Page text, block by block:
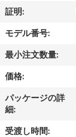
ク
ト
達
に
つ
証明:
モデル番号:
最小注文数量:
価格:
パッケージの詳
細:
受渡し時間: